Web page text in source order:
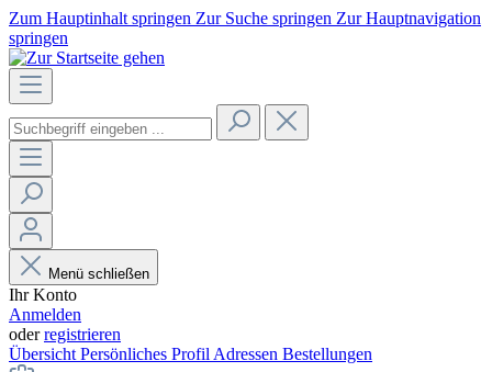
Zum Hauptinhalt springen Zur Suche springen Zur Hauptnavigation
springen
Menü schließen
Ihr Konto
Anmelden
oderregistrieren
Übersicht Persönliches Profil Adressen Bestellungen